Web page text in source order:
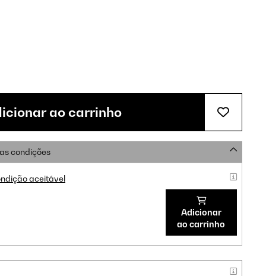
ao carrinho
condições
aceitável
Adicionar
ao carrinho